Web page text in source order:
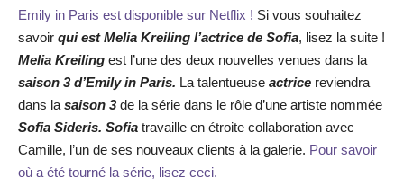
Emily in Paris est disponible sur Netflix ! Si vous souhaitez
savoir qui est Melia Kreiling l’actrice de Sofia, lisez la suite !
Melia Kreiling est l’une des deux nouvelles venues dans la
saison 3 d’Emily in Paris. La talentueuse actrice reviendra
dans la saison 3de la série dans le rôle d’une artiste nommée
Sofia Sideris. Sofia travaille en étroite collaboration avec
Camille, l’un de ses nouveaux clients à la galerie. Pour savoir
où a été tourné la série, lisez ceci.